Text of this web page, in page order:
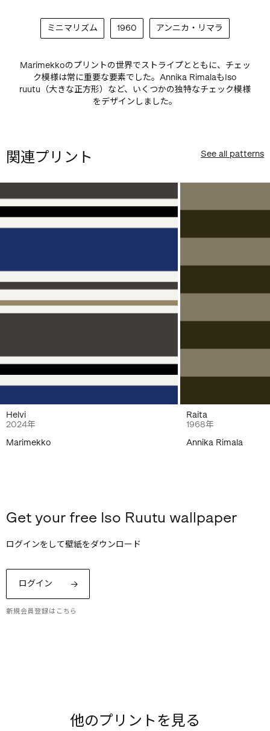
ミニマリズム 1960 アンニカ・リマラ
Marimekkoのプリントの世界でストライプとともに、チェッ
ク模様は常に重要な要素でした。Annika RimalaもIso
ruutu（大きな正方形）など、いくつかの独特なチェック模様
をデザインしました。
関連プリント See all patterns
Helvi
2024年
Marimekko
Raita
1968年
Annika Rimala
Get your free Iso Ruutu wallpaper
ログインをして壁紙をダウンロード
ログイン
新規会員登録はこちら
つわるストーリーをお楽しみください。
他のプリントを見る